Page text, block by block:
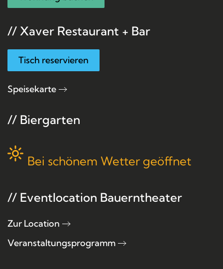
// Xaver Restaurant + Bar
Tisch reservieren
Speisekarte
// Biergarten
Bei schönem Wetter geöffnet
// Eventlocation Bauerntheater
Zur Location
Veranstaltungsprogramm